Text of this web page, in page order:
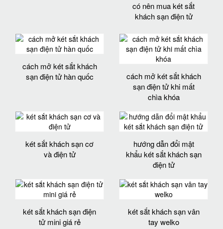
có nên mua két sắt
khách sạn điện tử
cách mở két sắt khách
sạn điện tử hàn quốc
cách mở két sắt khách
sạn điện tử khi mất
chìa khóa
két sắt khách sạn cơ
và điện tử
hướng dẫn đổi mật
khẩu két sắt khách sạn
điện tử
két sắt khách sạn điện
tử mini giá rẻ
két sắt khách sạn vân
tay welko